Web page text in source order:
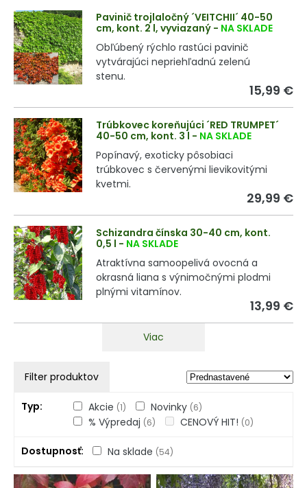
Pavinič trojlaločný ´VEITCHII´ 40-50
cm, kont. 2 l, vyviazaný - NA SKLADE
Obľúbený rýchlo rastúci pavinič
vytvárajúci nepriehľadnú zelenú
stenu.
15,99 €
Trúbkovec koreňujúci ´RED TRUMPET´
40-50 cm, kont. 3 l - NA SKLADE
Popínavý, exoticky pôsobiaci
trúbkovec s červenými lievikovitými
kvetmi.
29,99 €
Schizandra čínska 30-40 cm, kont.
0,5 l - NA SKLADE
Atraktívna samoopelivá ovocná a
okrasná liana s výnimočnými plodmi
plnými vitamínov.
13,99 €
Viac
Filter produktov
Typ Akcie (1) Novinky (6)
% Výpredaj (6) CENOVÝ HIT! (0)
Dostupnosť Na sklade (54)